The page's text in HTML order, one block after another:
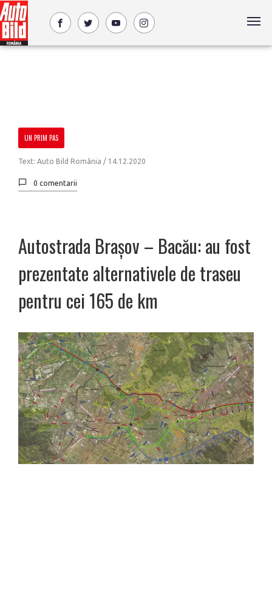
UN PRIM PAS
Text: Auto Bild România / 14.12.2020
0 comentarii
Autostrada Brașov – Bacău: au fost
prezentate alternativele de traseu
pentru cei 165 de km